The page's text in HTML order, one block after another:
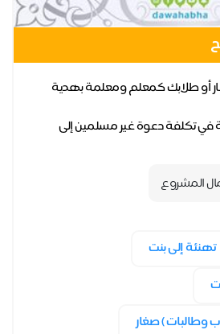
أو طلابك كمعلم ومعلمة بهدية
تكلفة دعوة غير مسلمين إلى
المشروع
تهنئة إلى بنت
وطالبات ) صغار